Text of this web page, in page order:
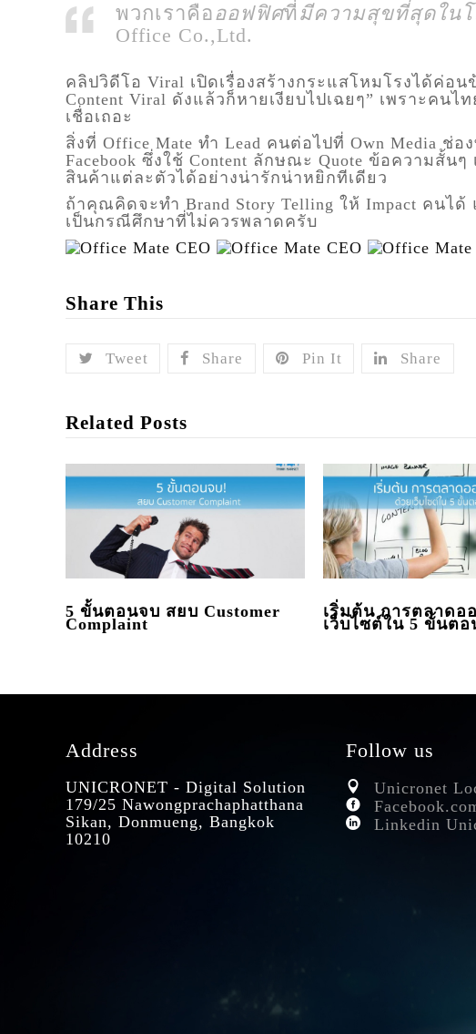
พวกเราคือ ออฟฟิศที่ มีความสุขที่สุดใน
Office Co.,Ltd.
คลิปวิดีโอ Viral เปิดเรื่องสร้างกระแสโหมโรงได้ค่อ
Content Viral ดังแล้วก็หายเงียบไปเฉยๆ” เพราะคน
เชื่อเถอะ
สิ่งที่ Office Mate ทำ Lead คนต่อไปที่ Own Media ช่
Facebook ซึ่งใช้ Content ลักษณะ Quote ข้อความสั้
สินค้าแต่ละตัวได้อย่างน่ารักน่าหยิกทีเดียว
ถ้าคุณคิดจะทำ Brand Story Telling ให้ Impact คนไ
เป็นกรณีศึกษาที่ไม่ควรพลาดครับ
Share This
Tweet Share Pin It Share
Related Posts
5 ขั้นตอนจบ สยบ Customer
Complaint
เริ่มต้น การตลาดอ
เว็บไซต์ใน 5 ขั้นตอ
Address
UNICRONET - Digital Solution
179/25 Nawongprachaphatthana
Sikan, Donmueng, Bangkok
10210
Follow us
Unicronet
Linkedin